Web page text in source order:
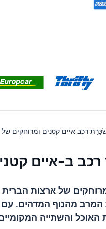
רֶכֶב איים קטנים ומרוחקים
ב-איים
של ארצות
המרב מהנוף המדהים. עם
האוכל והשתייה